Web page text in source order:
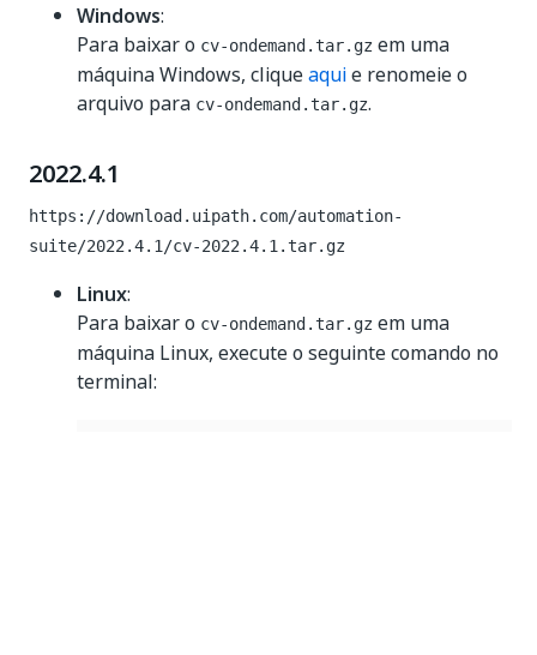
Windows:
Para baixar o cv-ondemand.tar.gz em uma
máquina Windows, cliqueaquie renomeie o
arquivo para cv-ondemand.tar.gz.
2022.4.1
https://download.uipath.com/automation-
suite/2022.4.1/cv-2022.4.1.tar.gz
Linux:
Para baixar o cv-ondemand.tar.gz em uma
máquina Linux, execute o seguinte comando no
terminal: